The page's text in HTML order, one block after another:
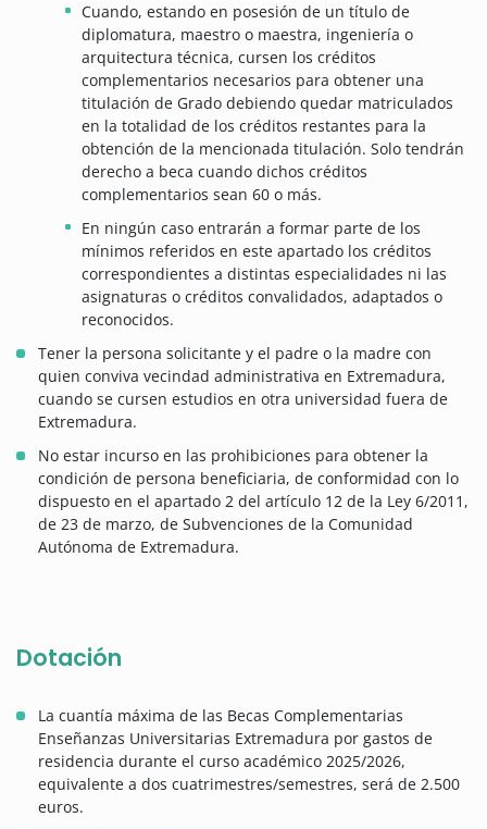
Cuando, estando en posesión de un título de
diplomatura, maestro o maestra, ingeniería o
arquitectura técnica, cursen los créditos
complementarios necesarios para obtener una
titulación de Grado debiendo quedar matriculados
en la totalidad de los créditos restantes para la
obtención de la mencionada titulación. Solo tendrán
derecho a beca cuando dichos créditos
complementarios sean 60 o más.
En ningún caso entrarán a formar parte de los
mínimos referidos en este apartado los créditos
correspondientes a distintas especialidades ni las
asignaturas o créditos convalidados, adaptados o
reconocidos.
Tener la persona solicitante y el padre o la madre con
quien conviva vecindad administrativa en Extremadura,
cuando se cursen estudios en otra universidad fuera de
Extremadura.
No estar incurso en las prohibiciones para obtener la
condición de persona beneficiaria, de conformidad con lo
dispuesto en el apartado 2 del artículo 12 de la Ley 6/2011,
de 23 de marzo, de Subvenciones de la Comunidad
Autónoma de Extremadura.
Dotación
La cuantía máxima de las Becas Complementarias
Enseñanzas Universitarias Extremadura por gastos de
residencia durante el curso académico 2025/2026,
equivalente a dos cuatrimestres/semestres, será de 2.500
euros.